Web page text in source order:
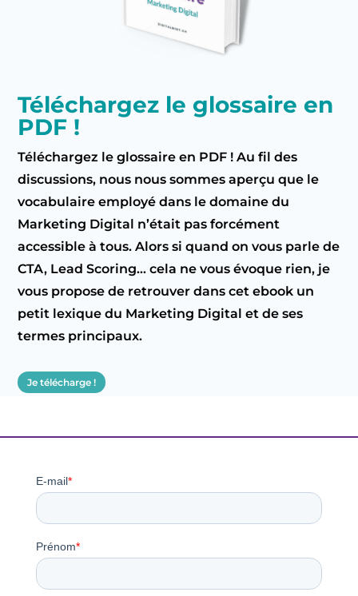
Téléchargez le glossaire en
PDF !
Téléchargez le glossaire en PDF ! Au fil des
discussions, nous nous sommes aperçu que le
vocabulaire employé dans le domaine du
Marketing Digital n’était pas forcément
accessible à tous. Alors si quand on vous parle de
CTA, Lead Scoring… cela ne vous évoque rien, je
vous propose de retrouver dans cet ebook un
petit lexique du Marketing Digital et de ses
termes principaux.
Je télécharge !